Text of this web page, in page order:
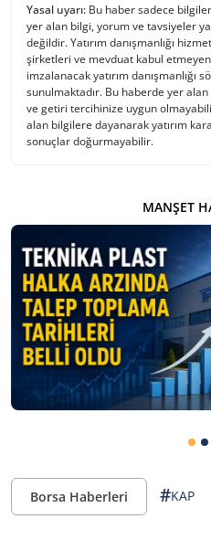
Yasal uyarı: Bu haber sadece
yer alan bilgi, yorum ve tavsiyeler
değildir. Yatırım danışmanlığı
şirketleri ve mevduat kabul
imzalanacak yatırım danışmanlığı
sunulmaktadır. Bu haberde yer
ve getiri tercihinize uygun
alan bilgilere dayanarak yatırım
sonuçlar doğurmayabilir.
MANŞET
Borsa Haberleri #KAP